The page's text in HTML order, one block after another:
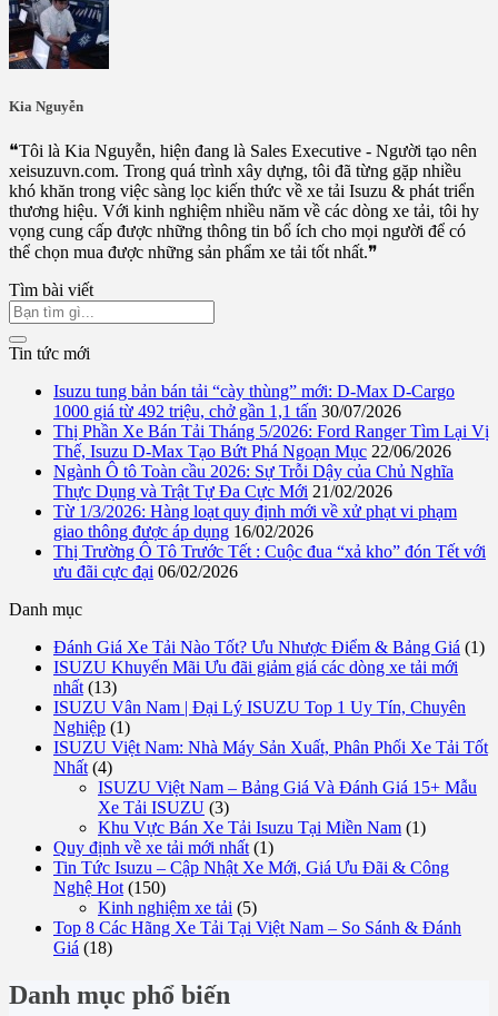
Kia Nguyễn
❝Tôi là Kia Nguyễn, hiện đang là Sales Executive - Người tạo nên
xeisuzuvn.com. Trong quá trình xây dựng, tôi đã từng gặp nhiều
khó khăn trong việc sàng lọc kiến thức về xe tải Isuzu & phát triển
thương hiệu. Với kinh nghiệm nhiều năm về các dòng xe tải, tôi hy
vọng cung cấp được những thông tin bổ ích cho mọi người để có
thể chọn mua được những sản phẩm xe tải tốt nhất.❞
Tìm bài viết
Tin tức mới
Isuzu tung bản bán tải “cày thùng” mới: D-Max D-Cargo
1000 giá từ 492 triệu, chở gần 1,1 tấn 30/07/2026
Thị Phần Xe Bán Tải Tháng 5/2026: Ford Ranger Tìm Lại Vị
Thế, Isuzu D-Max Tạo Bứt Phá Ngoạn Mục 22/06/2026
Ngành Ô tô Toàn cầu 2026: Sự Trỗi Dậy của Chủ Nghĩa
Thực Dụng và Trật Tự Đa Cực Mới 21/02/2026
Từ 1/3/2026: Hàng loạt quy định mới về xử phạt vi phạm
giao thông được áp dụng 16/02/2026
Thị Trường Ô Tô Trước Tết : Cuộc đua “xả kho” đón Tết với
ưu đãi cực đại 06/02/2026
Danh mục
Đánh Giá Xe Tải Nào Tốt? Ưu Nhược Điểm & Bảng Giá (1)
ISUZU Khuyến Mãi Ưu đãi giảm giá các dòng xe tải mới
nhất(13)
ISUZU Vân Nam | Đại Lý ISUZU Top 1 Uy Tín, Chuyên
Nghiệp (1)
ISUZU Việt Nam: Nhà Máy Sản Xuất, Phân Phối Xe Tải Tốt
Nhất(4)
ISUZU Việt Nam – Bảng Giá Và Đánh Giá 15+ Mẫu
Xe Tải ISUZU (3)
Khu Vực Bán Xe Tải Isuzu Tại Miền Nam (1)
Quy định về xe tải mới nhất(1)
Tin Tức Isuzu – Cập Nhật Xe Mới, Giá Ưu Đãi & Công
Nghệ Hot(150)
Kinh nghiệm xe tải (5)
Top 8 Các Hãng Xe Tải Tại Việt Nam – So Sánh & Đánh
Giá (18)
Danh mục phổ biến